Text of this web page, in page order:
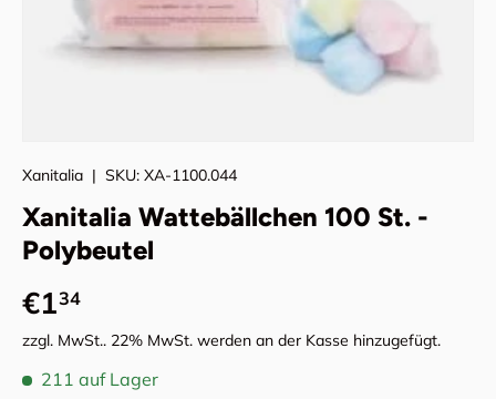
Xanitalia | SKU: XA-1100.044
Xanitalia Wattebällchen 100 St. -
Polybeutel
Normaler Preis
€134
zzgl. MwSt.. 22% MwSt. werden an der Kasse hinzugefügt.
211 auf Lager